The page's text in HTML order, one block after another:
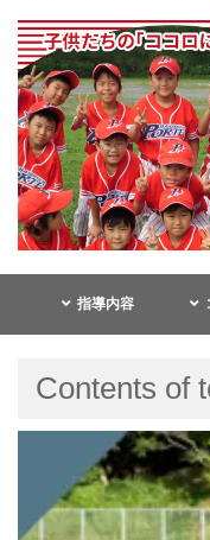
指導内容
Contents of